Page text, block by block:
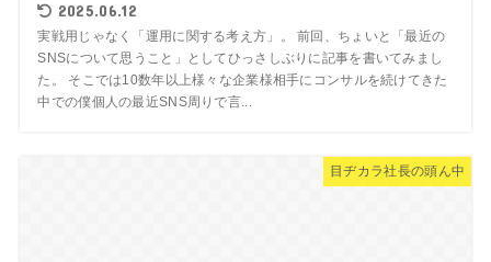
2025.06.12
実戦用じゃなく「運用に関する考え方」。 前回、ちょいと「最近の
SNSについて思うこと」としてひっさしぶりに記事を書いてみまし
た。 そこでは10数年以上様々な企業様相手にコンサルを続けてきた
中での僕個人の最近SNS周りで言...
目ヂカラ社長の頭ん中